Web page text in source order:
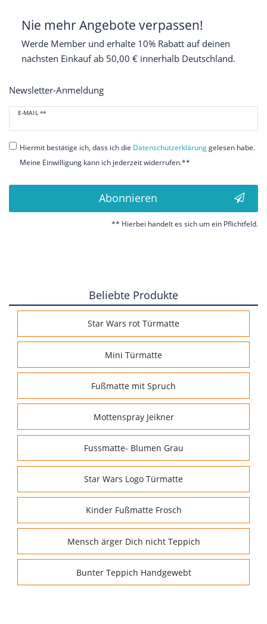
Nie mehr Angebote verpassen!
Werde Member und erhalte 10% Rabatt auf deinen
nächsten Einkauf ab 50,00 € innerhalb Deutschland.
Newsletter-Anmeldung
E-MAIL **
Newsletter
Honig
Hiermit bestätige ich, dass ich die Daten­schutz­erklärunggelesen habe.
Meine Einwilligung kann ich jederzeit widerrufen.**
Abonnieren
** Hierbei handelt es sich um ein Pflichtfeld.
Beliebte Produkte
Star Wars rot Türmatte
Mini Türmatte
Fußmatte mit Spruch
Mottenspray Jeikner
Fussmatte- Blumen Grau
Star Wars Logo Türmatte
Kinder Fußmatte Frosch
Mensch ärger Dich nicht Teppich
Bunter Teppich Handgewebt